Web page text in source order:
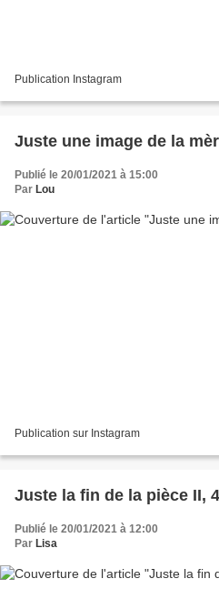
Publication Instagram
Juste une image de la
Publié le 20/01/2021 à 15:00
Par Lou
Publication sur Instagram
Juste la fin de la pièce II,
Publié le 20/01/2021 à 12:00
Par Lisa